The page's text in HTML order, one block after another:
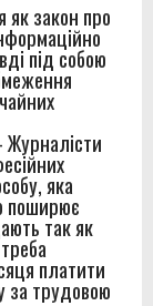
закон про
під собою
Журналісти
яка
поширює
так як
платити
за трудовою